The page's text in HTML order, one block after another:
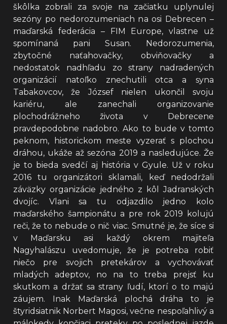
škôlka zobrali za svoje na začiatku uplynulej
sezóny po nedorozumeniach na osi Debrecen –
maďarská federácia – FIM Europe, vlastne už
spomínaná pani Susan. Nedorozumenia,
zbytočné naťahovačky, obviňovačky a
nedostatok nadhľadu zo strany nadradených
organizácií natoľko znechutili otca a syna
Tabakovcov, že József nielen ukončil svoju
kariéru, ale zanechali organizovanie
plochodrážneho života v Debrecene
pravdepodobne nadobro. Ako to bude v tomto
peknom, historickom meste vyzerať s plochou
dráhou, ukáže až sezóna 2019 a nasledujúce. Že
je to bieda svedčí aj história v Gyule. Už v roku
2016 tu organizátori sklamali, keď nedodržali
záväzky organizácie jedného z kôl Jadranských
dvojíc. Vlani sa tu odjazdilo jedno kolo
maďarského šampionátu a pre rok 2019 kolujú
reči, že to nebude o nič viac. Smutné je, že síce si
v Maďarsku asi každý okrem majiteľa
Nagyhalászu uvedomuje, že je potreba robiť
niečo pre svojich pretekárov a vychovávať
mladých adeptov, no na to treba prejsť ku
skutkom a držať sa strany ľudí, ktorí o to majú
záujem. Inak Maďarská plochá dráha to je
štyridsiatnik Norbert Magosi, večne nespoľahlivý a